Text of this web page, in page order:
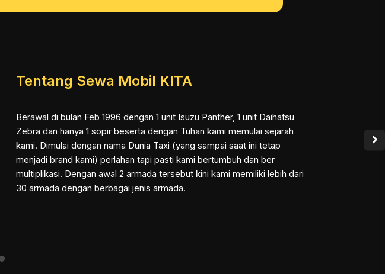
Tentang Sewa Mobil KITA
Berawal di bulan Feb 1996 dengan 1 unit Isuzu Panther, 1 unit Daihatsu
Zebra dan hanya 1 sopir beserta dengan Tuhan kami memulai sejarah
kami. Dimulai dengan nama Dunia Taxi (yang sampai saat ini tetap
menjadi brand kami) perlahan tapi pasti kami bertumbuh dan ber
multiplikasi. Dengan awal 2 armada tersebut kini kami memiliki lebih dari
30 armada dengan berbagai jenis armada.